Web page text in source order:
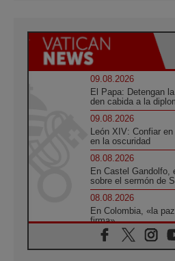
09.08.2026
El Papa: Detengan
den cabida a la
09.08.2026
León XIV: Confiar
en la oscuridad
08.08.2026
En Castel Gandolfo,
sobre el sermón de
08.08.2026
En Colombia, «la
firma»
08.08.2026
En Venezuela